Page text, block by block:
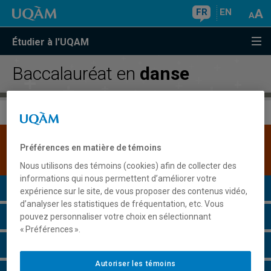
FR EN
Étudier à l'UQAM
Baccalauréat en danse
Une version plus récente de ce programme est
Présentation du programme
Conditions d'admission
Préférences en matière de témoins
Nous utilisons des témoins (cookies) afin de collecter des
informations qui nous permettent d’améliorer votre
expérience sur le site, de vous proposer des contenus vidéo,
d’analyser les statistiques de fréquentation, etc. Vous
pouvez personnaliser votre choix en sélectionnant
« Préférences ».
Autoriser les témoins